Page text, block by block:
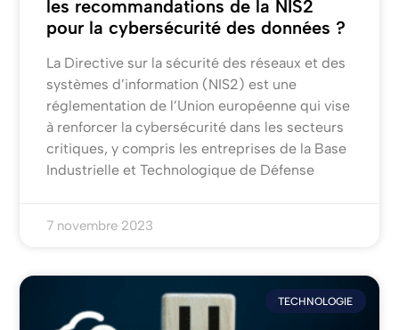
les recommandations de la NIS2
pour la cybersécurité des données ?
La Directive sur la sécurité des réseaux et des
systèmes d’information (NIS2) est une
réglementation de l’Union européenne qui vise
à renforcer la cybersécurité dans les secteurs
critiques, y compris les entreprises de la Base
Industrielle et Technologique de Défense
7 novembre 2023
TECHNOLOGIE